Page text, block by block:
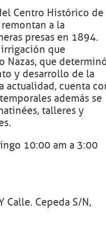
Centro Histórico de
a la
presas en 1894.
que
Nazas, que
y desarrollo de la
actualidad, cuenta
además se
talleres y
10:00 am a 3:00
Calle. Cepeda S/N,